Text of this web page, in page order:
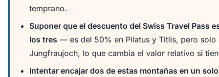
temprano.
Suponer que el descuento del Swiss Travel Pass
los tres — es del 50% en Pilatus y Titlis, pero solo
Jungfraujoch, lo que cambia el valor relativo si
Intentar encajar dos de estas montañas en un